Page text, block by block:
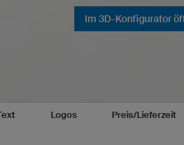
Im 3D-Konfigurator
Logos Preis/Lieferzeit